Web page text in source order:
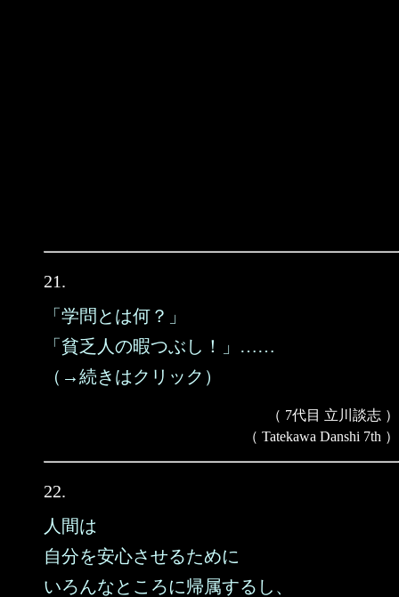
21.
「学問とは何？」
「貧乏人の暇つぶし！」……
（→続きはクリック）
（ 7代目 立川談志 ）
（ Tatekawa Danshi 7th ）
22.
人間は
自分を安心させるために
いろんなところに帰属するし、